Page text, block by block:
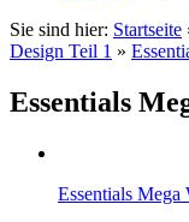
Sie sind hier: Startseite
Design Teil 1 »
Essentials
Essentials